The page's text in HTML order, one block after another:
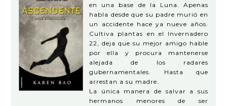
en una base de la Luna. Apenas
habla desde que su padre murió en
un accidente hace ya nueve años.
Cultiva plantas en el Invernadero
22, deja que su mejor amigo hable
por ella y procura mantenerse
alejada de los radares
gubernamentales. Hasta que
arrestan a su madre.
La única manera de salvar a sus
hermanos menores de ser